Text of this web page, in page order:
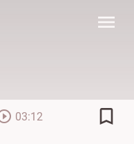
menu
03:12 bookmark_border